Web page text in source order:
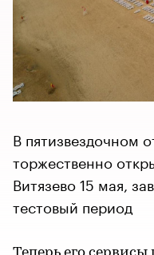
В пятизвездочном
торжественно
Витязево 15 мая,
тестовый период